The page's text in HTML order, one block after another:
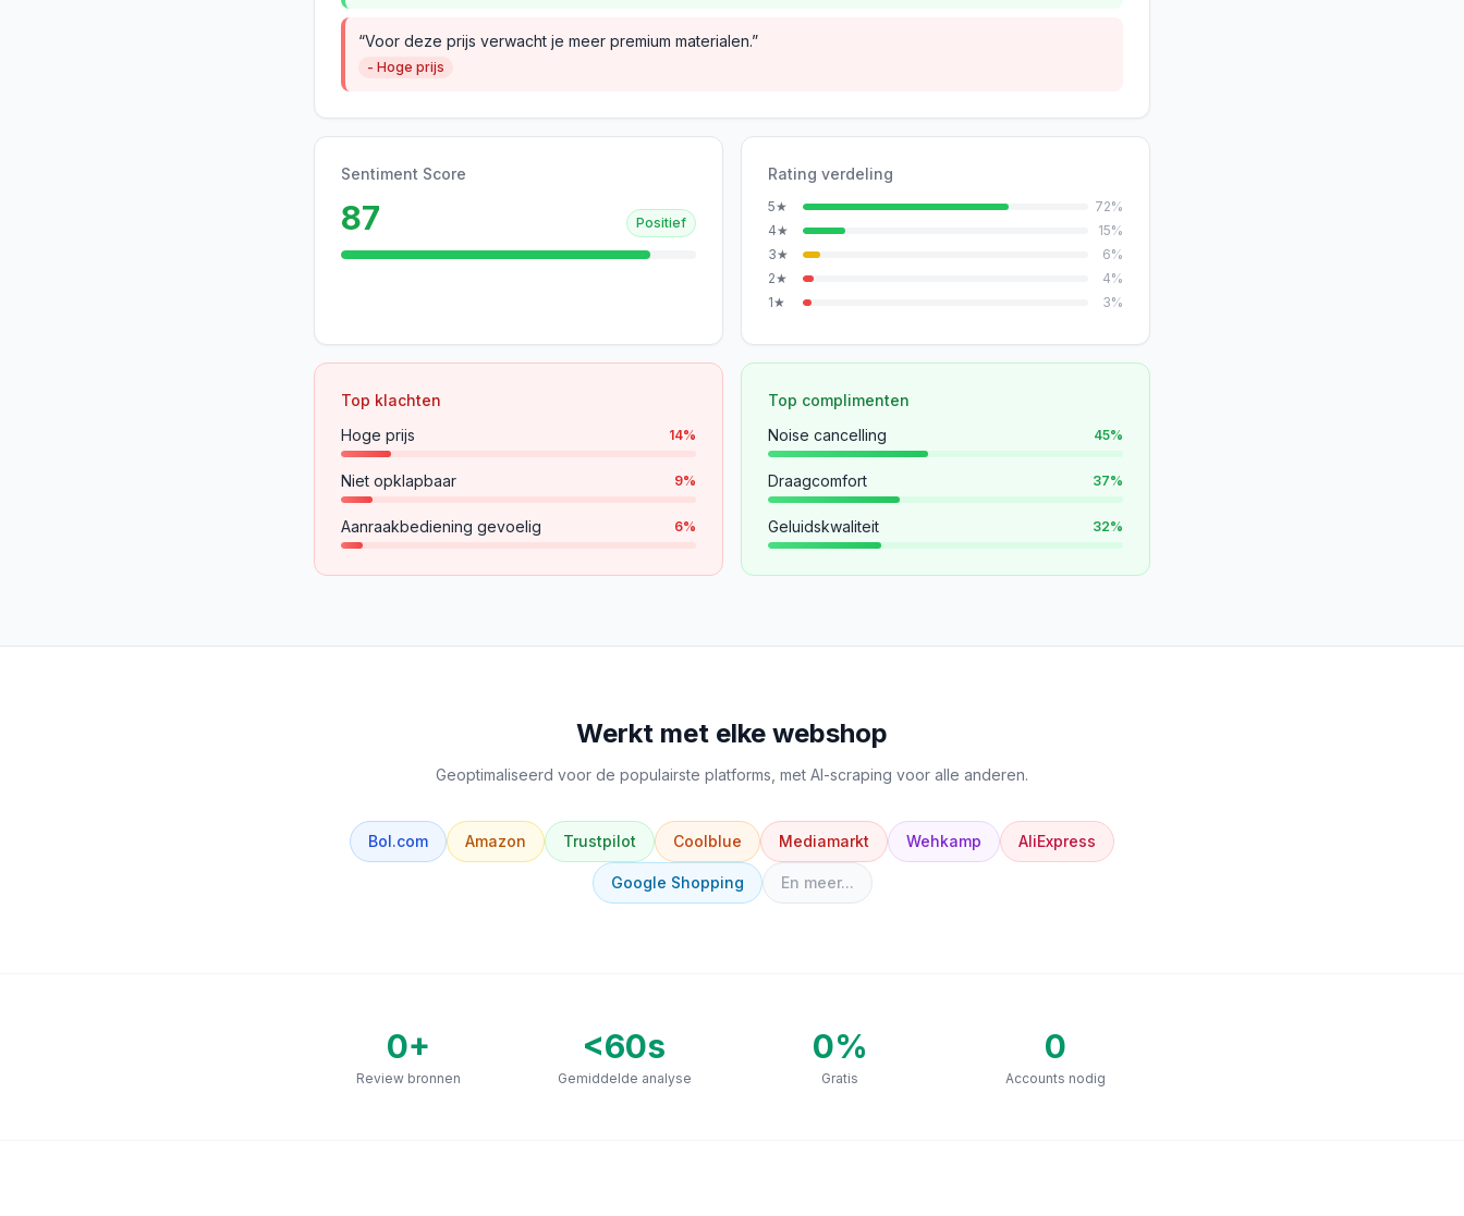
“Voor deze prijs verwacht je meer premium materialen.”
- Hoge prijs
Sentiment Score
87 Positief
Rating verdeling
5★ 72%
4★ 15%
3★ 6%
2★ 4%
1★ 3%
Top klachten
Hoge prijs
14%
Niet opklapbaar 9%
Aanraakbediening gevoelig 6%
Top complimenten
Noise cancelling
45%
Draagcomfort 37%
Geluidskwaliteit 32%
Werkt met elke webshop
Geoptimaliseerd voor de populairste platforms, met AI-scraping voor alle anderen.
Bol.com Amazon Trustpilot Coolblue Mediamarkt Wehkamp AliExpress
Google Shopping En meer...
0+
Review bronnen
<60s
Gemiddelde analyse
0%
Gratis
0
Accounts nodig